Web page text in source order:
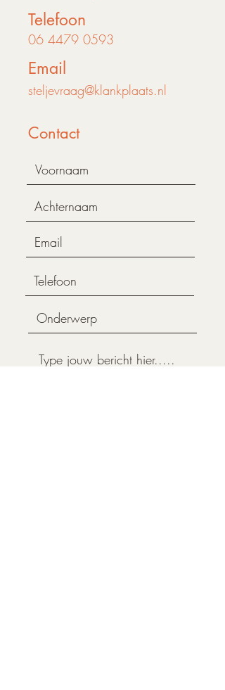
Klankplaats is aangesloten bij:
Telefoon
06 4479 0593
Email
steljevraag@klankplaats.nl
Contact